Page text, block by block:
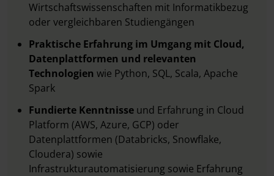
Wirtschaftswissenschaften mit Informatikbezug
oder vergleichbaren Studiengängen
Praktische Erfahrung im Umgang mit Cloud,
Datenplattformen und relevanten
Technologien wie Python, SQL, Scala, Apache
Spark
Fundierte Kenntnisse und Erfahrung in Cloud
Platform (AWS, Azure, GCP) oder
Datenplattformen (Databricks, Snowflake,
Cloudera) sowie
Infrastrukturautomatisierung sowie Erfahrung